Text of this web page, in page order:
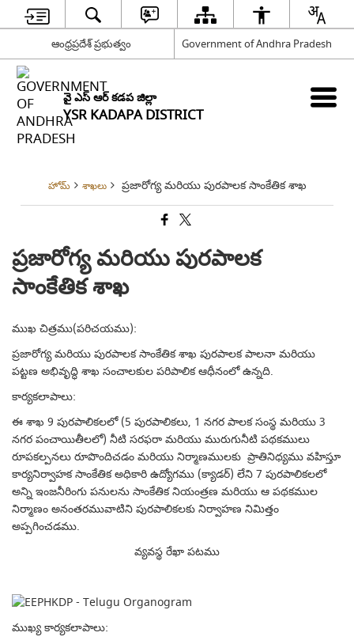
ఆంధ్రప్రదేశ్ ప్రభుత్వం Government of Andhra Pradesh
వై ఎస్ ఆర్ కడప జిల్లా
YSR KADAPA DISTRICT
హోమ్ శాఖలు ప్రజారోగ్య మరియు పురపాలక సాంకేతిక శాఖ
ప్రజారోగ్య మరియు పురపాలక
సాంకేతిక శాఖ
ముఖ చిత్రము(పరిచయము):
ప్రజారోగ్య మరియు పురపాలక సాంకేతిక శాఖ పురపాలక పాలనా మరియు
పట్టణ అభివృద్ధి శాఖ సంచాలకుల పరిపాలిక ఆధీనంలో ఉన్నది.
కార్యకలాపాలు:
ఈ శాఖ 9 పురపాలికలలో (5 పురపాలికలు, 1 నగర పాలక సంస్థ మరియు 3
నగర పంచాయితీలలో) నీటి సరఫరా మరియు మురుగునీటి పథకములు
రూపకల్పనలు రూపొందిచడం మరియు నిర్మాణములకు ప్రాతినిధ్యము వహిస్తూ
కార్యనిర్వాహక సాంకేతిక అధికారి ఉద్యోగము (క్యాడర్) లేని 7 పురపాలికలలో
అన్ని ఇంజనీరింగు పనులను సాంకేతిక నియంత్రణ మరియు ఆ పథకముల
నిర్మాణం అనంతరమువాటిని పురపాలికలకు నిర్వాహణ నిమిత్తం
అప్పగించడము.
వ్యవస్థ రేఖా పటము
ముఖ్య కార్యకలాపాలు: